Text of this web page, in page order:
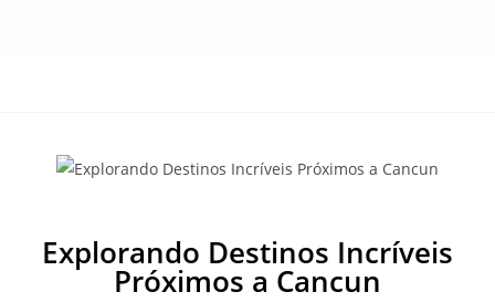
Explorando Destinos Incríveis
Próximos a Cancun